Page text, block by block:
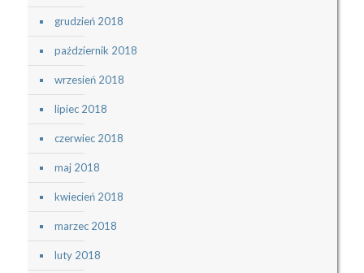
grudzień 2018
październik 2018
wrzesień 2018
lipiec 2018
czerwiec 2018
maj 2018
kwiecień 2018
marzec 2018
luty 2018